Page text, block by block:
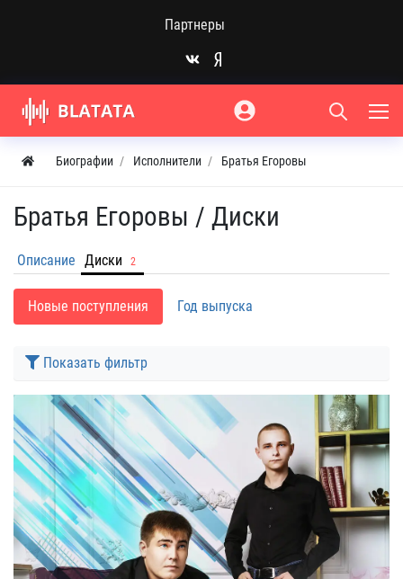
Партнеры
Биографии Исполнители Братья Егоровы
Братья Егоровы / Диски
Описание Диски 2
Новые поступления Год выпуска
Показать фильтр